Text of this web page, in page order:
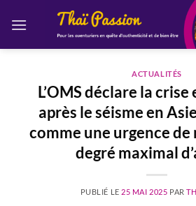
ACTUALITÉS
L’OMS déclare la
après le séisme en
comme une urgence de
degré maximal
PUBLIÉ LE 25 MAI 2025 PAR